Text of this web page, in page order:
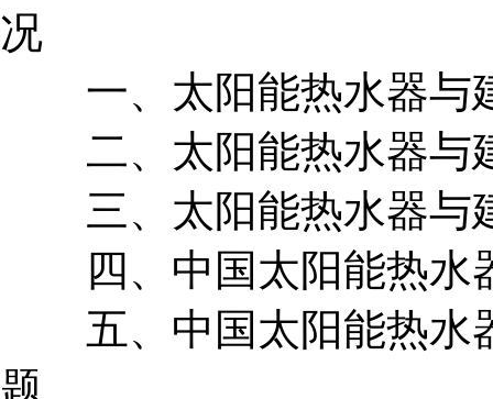
况
一、太阳能热水器与
二、太阳能热水器与
三、太阳能热水器与
四、中国太阳能热水
五、中国太阳能热水
题